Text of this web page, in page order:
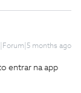
months ago
entrar na app